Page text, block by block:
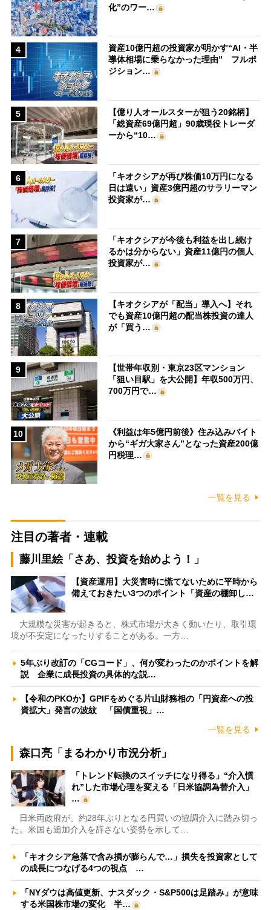
化”のワー…
4
資産10億円超の投資家が明かす“AI・半
導体相場に乗らなかった理由” フルポ
ジション…
5
【億り人オールスターが狙う20銘柄】
「総資産69億円超」90歳現役トレーダ
ーから“10…
6
「キオクシアが再び株価10万円になる
日は遠い」資産3億円超のサラリーマン
投資家が…
7
「キオクシアが今後も利益を出し続け
るかは分からない」資産11億円の個人
投資家が…
8
【キオクシアが「配当」導入へ】それ
でも資産10億円超の配当株投資の達人
が「買う…
9
【世帯年収別・東京23区マンション
「狙い目駅」を大公開】年収500万円、
700万円で…
10
《利益は年5億円前後》住み込みバイト
から“ギガ大家さん”となった資産200億
円税理…
一覧を見る
注目の著者・連載
藤川里絵「さあ、投資を始めよう！」
【資産運用】大災害時に慌てないために平時から
備えておきたい3つのポイント「資産の棚卸し…
大規模な災害が起きると、株式市場が大きく動いたり、取引環
境が不安定になったりすることがある。一方…
5年ぶり改訂の「CGコード」、何が変わったのかポイントを解
説 企業に成長投資の具体的な説…
【令和のPKOか】GPIFをめぐる片山財務相の「円資産への投
資拡大」発言の波紋 「国債重視」…
一覧を見る
森口亮「まるわかり市況分析」
「トレンド転換のスイッチになり得る」“介入慣
れ”した市場心理を変える「日米協調為替介入」
…
日米両政府が、約28年ぶりとなる円買いの協調介入に踏み切っ
た。米国も追加介入を辞さない姿勢を示して…
「キオクシア急落で含み損が膨らんで…」損失を投資家として
の成長につなげる4つの視点 …
「NYダウは高値更新、ナスダック・S&P500は足踏み」が意味
する米国株市場の変化 半…